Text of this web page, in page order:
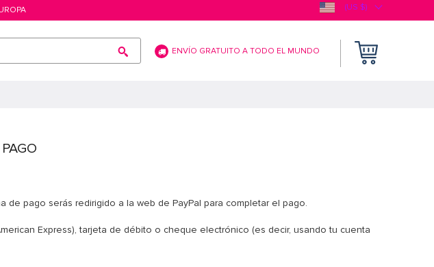
(US $)
ENVÍO GRATUITO A TODO EL MUNDO
de pago serás redirigido a la web de PayPal para completar el pago.
Express), tarjeta de débito o cheque electrónico (es decir, usando tu cuenta